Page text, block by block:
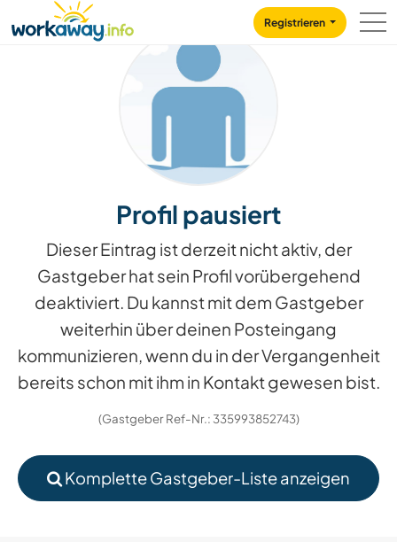
CONTENT
MAIN NAVIGATION
Registrieren
Profil pausiert
Dieser Eintrag ist derzeit nicht aktiv, der
Gastgeber hat sein Profil vorübergehend
deaktiviert. Du kannst mit dem Gastgeber
weiterhin über deinen Posteingang
kommunizieren, wenn du in der Vergangenheit
bereits schon mit ihm in Kontakt gewesen bist.
(Gastgeber Ref-Nr.: 335993852743)
Komplette Gastgeber-Liste anzeigen